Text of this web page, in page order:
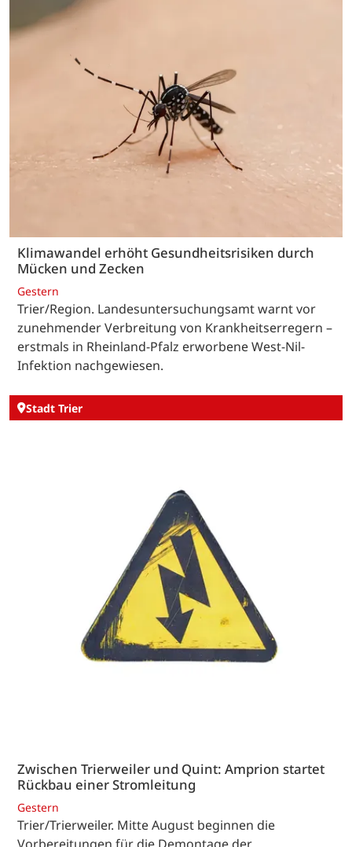
Klimawandel erhöht Gesundheitsrisiken durch
Mücken und Zecken
Gestern
Trier/Region. Landesuntersuchungsamt warnt vor
zunehmender Verbreitung von Krankheitserregern –
erstmals in Rheinland-Pfalz erworbene West-Nil-
Infektion nachgewiesen.
Stadt Trier
Zwischen Trierweiler und Quint: Amprion startet
Rückbau einer Stromleitung
Gestern
Trier/Trierweiler. Mitte August beginnen die